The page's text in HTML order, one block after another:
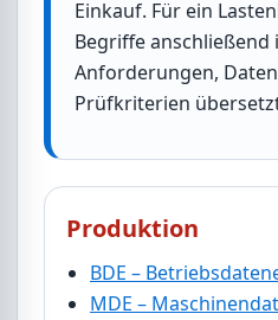
Einkauf. Für ein
Begriffe
Anforderungen,
Prüfkriterien
Produktion
BDE –
MDE –